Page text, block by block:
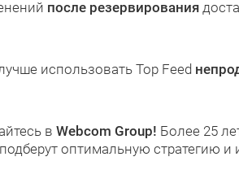
после резервирования
использовать Top Feed
в Webcom Group! Более 25
оптимальную стратегию